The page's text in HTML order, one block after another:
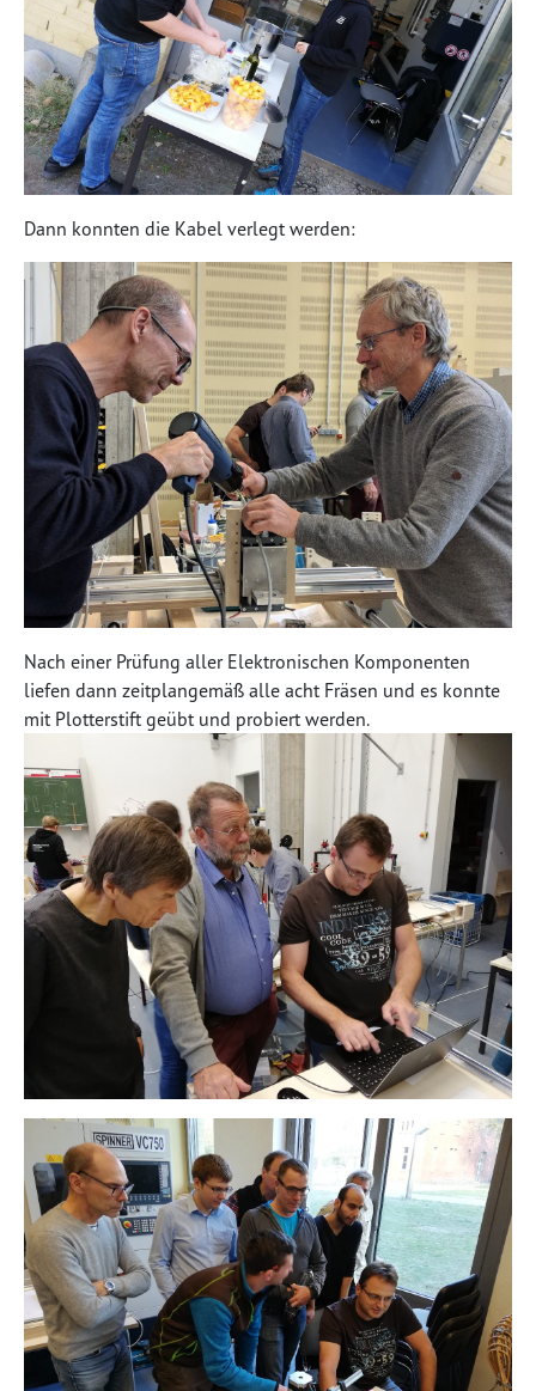
Dann konnten die Kabel verlegt werden:
Nach einer Prüfung aller Elektronischen Komponenten
liefen dann zeitplangemäß alle acht Fräsen und es konnte
mit Plotterstift geübt und probiert werden.